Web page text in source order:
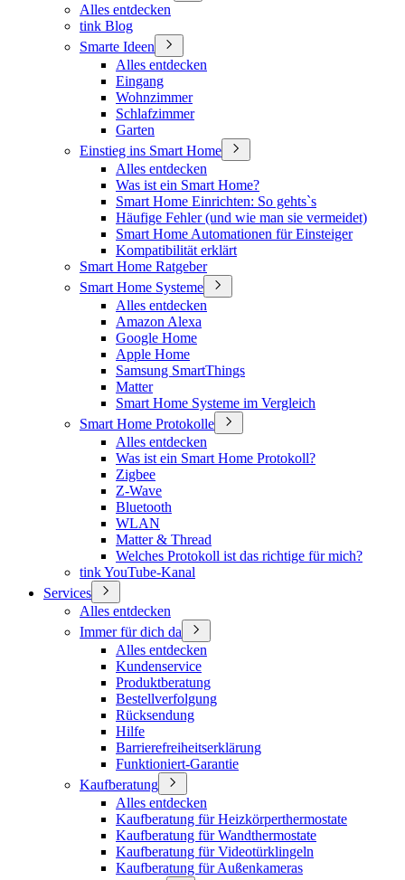
Alles entdecken
tink Blog
Smarte Ideen
Alles entdecken
Eingang
Wohnzimmer
Schlafzimmer
Garten
Einstieg ins Smart Home
Alles entdecken
Was ist ein Smart Home?
Smart Home Einrichten: So gehts`s
Häufige Fehler (und wie man sie vermeidet)
Smart Home Automationen für Einsteiger
Kompatibilität erklärt
Smart Home Ratgeber
Smart Home Systeme
Alles entdecken
Amazon Alexa
Google Home
Apple Home
Samsung SmartThings
Matter
Smart Home Systeme im Vergleich
Smart Home Protokolle
Alles entdecken
Was ist ein Smart Home Protokoll?
Zigbee
Z-Wave
Bluetooth
WLAN
Matter & Thread
Welches Protokoll ist das richtige für mich?
tink YouTube-Kanal
Services
Alles entdecken
Immer für dich da
Alles entdecken
Kundenservice
Produktberatung
Bestellverfolgung
Rücksendung
Hilfe
Barrierefreiheitserklärung
Funktioniert-Garantie
Kaufberatung
Alles entdecken
Kaufberatung für Heizkörperthermostate
Kaufberatung für Wandthermostate
Kaufberatung für Videotürklingeln
Kaufberatung für Außenkameras